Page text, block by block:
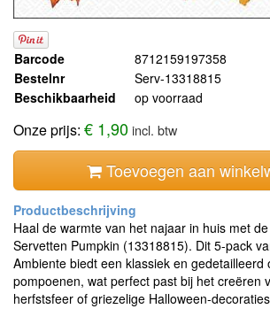
Barcode
8712159197358
Bestelnr
Serv-13318815
Beschikbaarheid
op voorraad
Onze prijs: € 1,90incl. btw
Toevoegen aan
Haal de warmte van het najaar in huis met
Servetten Pumpkin (13318815). Dit 5-pack
Ambiente biedt een klassiek en gedetailleerd
pompoenen, wat perfect past bij het creëren
herfstsfeer of griezelige Halloween-